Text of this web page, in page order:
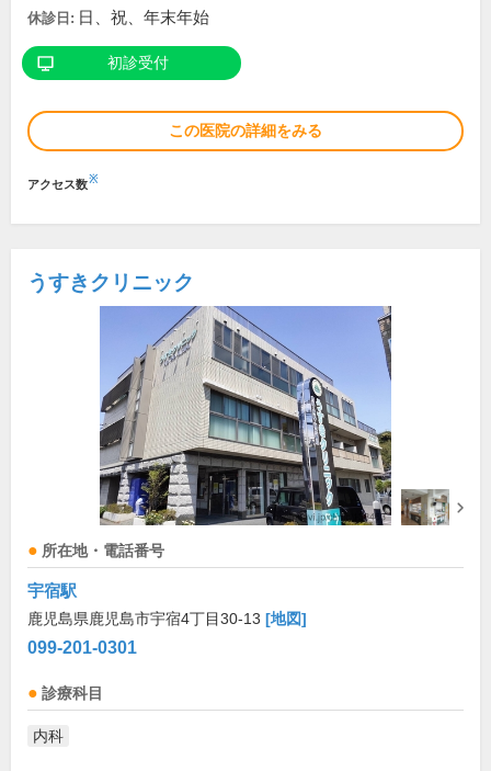
休診日: 日、祝、年末年始
初診受付
この医院の詳細をみる
アクセス数※
うすきクリニック
所在地・電話番号
宇宿駅
鹿児島県鹿児島市宇宿4丁目30-13 [地図]
099-201-0301
診療科目
内科